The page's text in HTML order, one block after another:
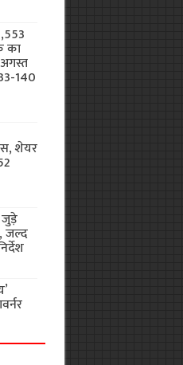
का
140
शेयर
जल्द